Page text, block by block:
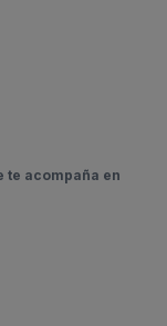
te acompaña en